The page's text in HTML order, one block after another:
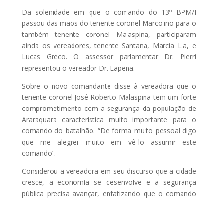
Da solenidade em que o comando do 13º BPM/I
passou das mãos do tenente coronel Marcolino para o
também tenente coronel Malaspina, participaram
ainda os vereadores, tenente Santana, Marcia Lia, e
Lucas Greco. O assessor parlamentar Dr. Pierri
representou o vereador Dr. Lapena.
Sobre o novo comandante disse à vereadora que o
tenente coronel José Roberto Malaspina tem um forte
comprometimento com a segurança da população de
Araraquara característica muito importante para o
comando do batalhão. “De forma muito pessoal digo
que me alegrei muito em vê-lo assumir este
comando”.
Considerou a vereadora em seu discurso que a cidade
cresce, a economia se desenvolve e a segurança
pública precisa avançar, enfatizando que o comando